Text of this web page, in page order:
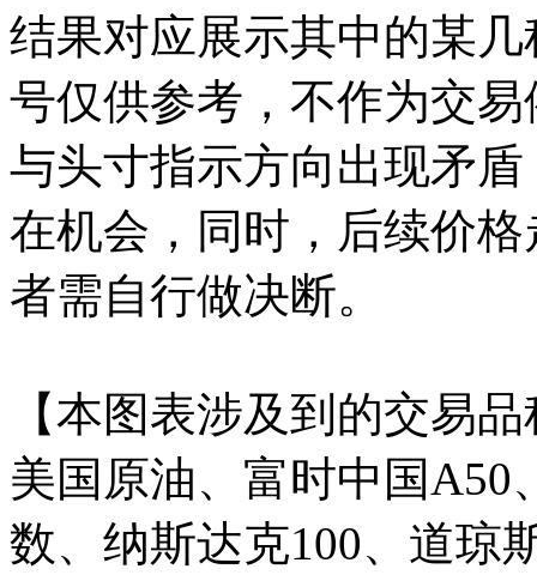
结果对应展示其中的某
号仅供参考，不作为交
与头寸指示方向出现矛
在机会，同时，后续价
者需自行做决断。
【本图表涉及到的交易
美国原油、富时中国A50
数、纳斯达克100、道琼